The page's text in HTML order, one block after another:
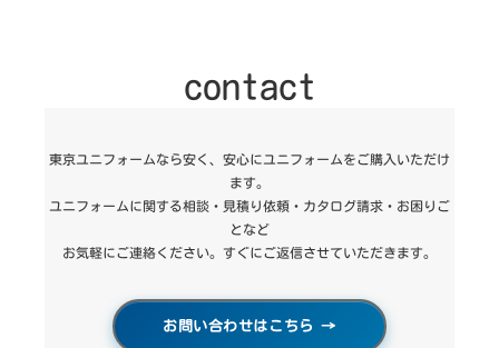
contact
東京ユニフォームなら安く、安心にユニフォームをご購入いただけ
ます。
ユニフォームに関する相談・見積り依頼・カタログ請求・お困りご
となど
お気軽にご連絡ください。すぐにご返信させていただきます。
お問い合わせはこちら →